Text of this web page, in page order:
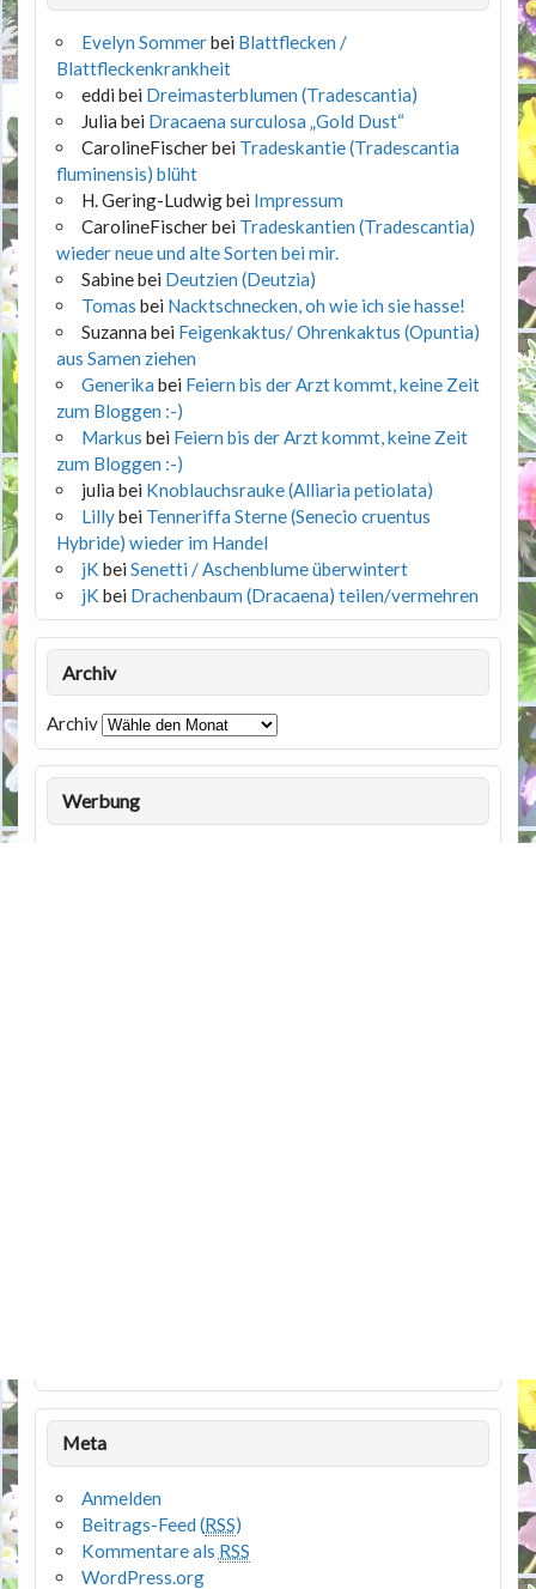
Evelyn Sommerbei Blattflecken /
Blattfleckenkrankheit
eddibei Dreimasterblumen (Tradescantia)
Julia bei Dracaena surculosa „Gold Dust“
CarolineFischerbei Tradeskantie (Tradescantia
fluminensis) blüht
H. Gering-Ludwigbei Impressum
CarolineFischerbei Tradeskantien (Tradescantia)
wieder neue und alte Sorten bei mir.
Sabinebei Deutzien (Deutzia)
Tomas bei Nacktschnecken, oh wie ich sie hasse!
Suzanna bei Feigenkaktus/ Ohrenkaktus (Opuntia)
aus Samen ziehen
Generika bei Feiern bis der Arzt kommt, keine Zeit
zum Bloggen :-)
Markus bei Feiern bis der Arzt kommt, keine Zeit
zum Bloggen :-)
julia bei Knoblauchsrauke (Alliaria petiolata)
Lillybei Tenneriffa Sterne (Senecio cruentus
Hybride) wieder im Handel
jK beiSenetti / Aschenblume überwintert
jK bei Drachenbaum (Dracaena) teilen/vermehren
Archiv
Archiv
Werbung
Meta
Anmelden
Beitrags-Feed (RSS)
Kommentare als RSS
WordPress.org